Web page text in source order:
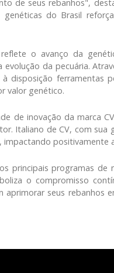
de seus rebanhos",
do Brasil
o avanço da
da pecuária.
disposição ferramentas
valor genético.
de inovação da marca
Italiano de CV, com
positivamente
principais programas
o compromisso
aprimorar seus rebanhos